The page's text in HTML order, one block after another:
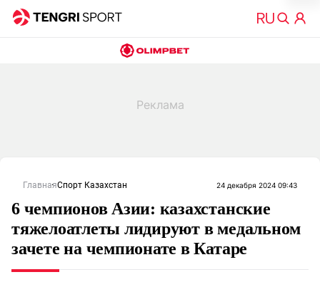
ГлавнаяСпорт Казахстан 24 декабря 2024 09:43
6 чемпионов Азии: казахстанские
тяжелоатлеты лидируют в медальном
зачете на чемпионате в Катаре